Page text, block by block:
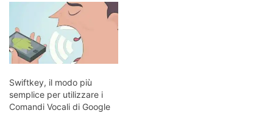
Swiftkey, il modo più
semplice per utilizzare i
Comandi Vocali di Google